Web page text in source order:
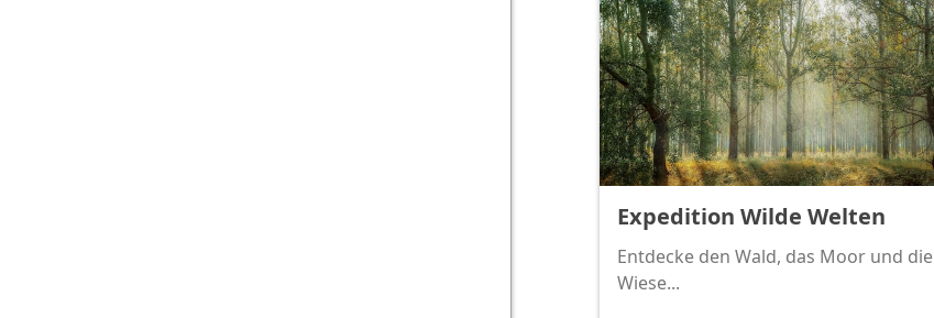
Expedition Wilde Welten
Entdecke den Wald, das Moor und die
Wiese...